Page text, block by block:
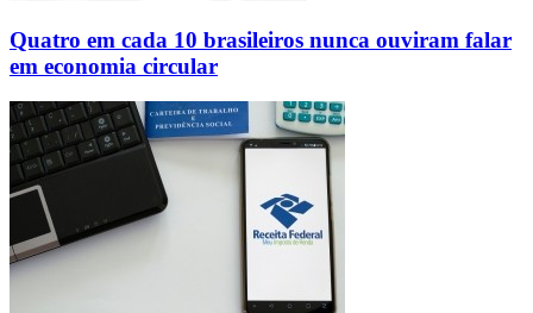
Quatro em cada 10 brasileiros nunca ouviram falar
em economia circular